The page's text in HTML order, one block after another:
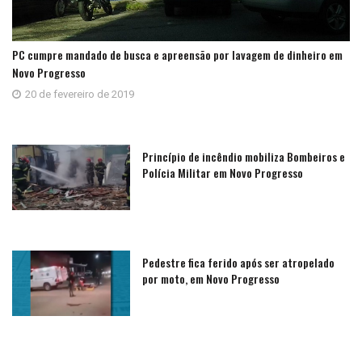
PC cumpre mandado de busca e apreensão por lavagem de dinheiro em
Novo Progresso
20 de fevereiro de 2019
Princípio de incêndio mobiliza Bombeiros e
Polícia Militar em Novo Progresso
Pedestre fica ferido após ser atropelado
por moto, em Novo Progresso